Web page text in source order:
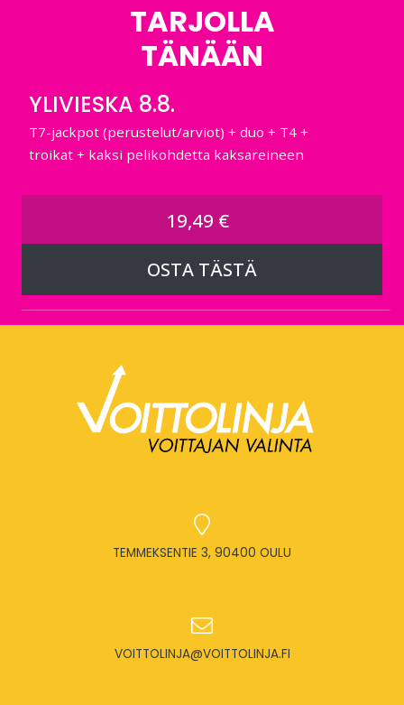
TARJOLLA
TÄNÄÄN
YLIVIESKA 8.8.
T7-jackpot (perustelut/arviot) + duo + T4 +
troikat + kaksi pelikohdetta kaksareineen
19,49 €
OSTA TÄSTÄ
TEMMEKSENTIE 3, 90400 OULU
VOITTOLINJA@VOITTOLINJA.FI